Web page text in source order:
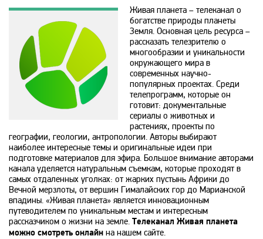
Boomerang
Bridge TV
Discovery
Disney
DNK
DTX
Живая планета – телеканал о
богатстве природы планеты
Земля. Основная цель ресурса –
рассказать телезрителю о
многообразии и уникальности
окружающего мира в
современных научно-
популярных проектах. Среди
телепрограмм, которые он
готовит: документальные
сериалы о животных и
растениях, проекты по
географии, геологии, антропологии. Авторы выбирают
наиболее интересные темы и оригинальные идеи при
подготовке материалов для эфира. Большое внимание авторами
канала уделяется натуральным съемкам, которые проходят в
самых отдаленных уголках: от жарких пустынь Африки до
Вечной мерзлоты, от вершин Гималайских гор до Марианской
впадины. «Живая планета» является инновационным
путеводителем по уникальным местам и интересным
рассказчиком о жизни на земле. Телеканал Живая планета
можно смотреть онлайн на нашем сайте.